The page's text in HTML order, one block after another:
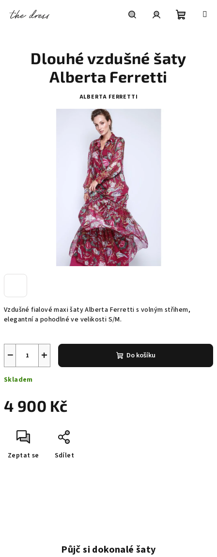
košík
Vzdušné fialové maxi šaty Alberta Ferretti s volným střihem,
elegantní a pohodlné ve velikosti S/M.
4 900 Kč
cena:
Skladem
+
− Do košíku
Zeptat se Sdílet
Dlouhé vzdušné šaty
Alberta Ferretti
ALBERTA FERRETTI
Půjč si dokonalé šaty